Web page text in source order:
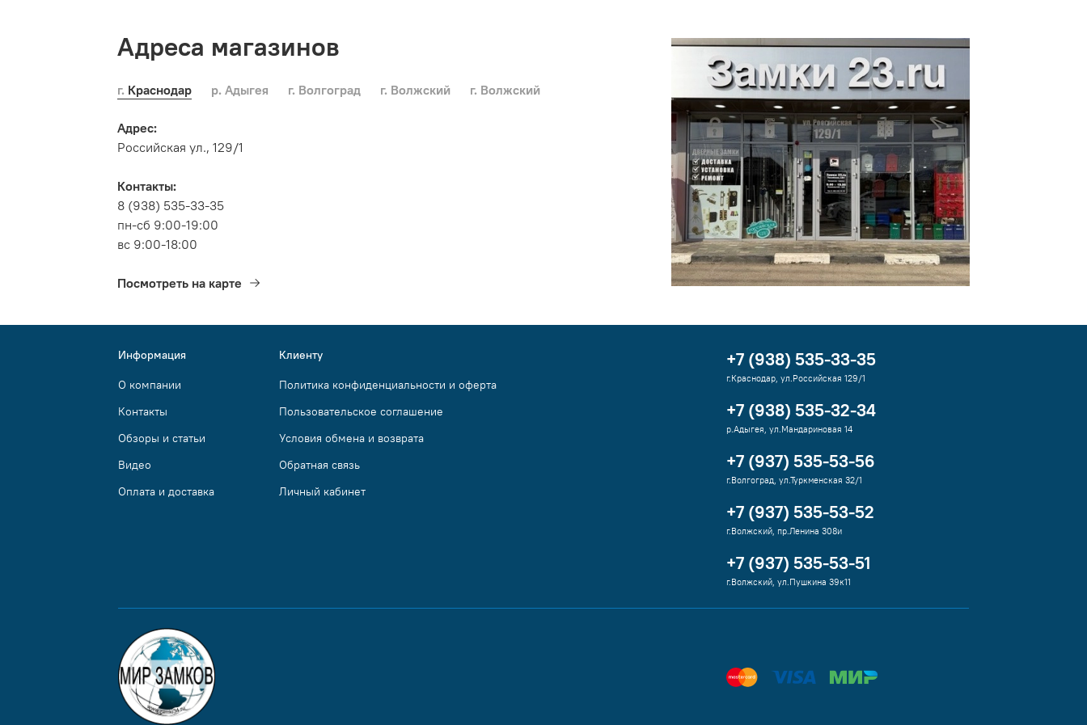
Адреса магазинов
г. Краснодар р. Адыгея г. Волгоград г. Волжский г. Волжский
Адрес:
Российская ул., 129/1
Контакты:
8 (938) 535-33-35
пн-сб 9:00-19:00
вс 9:00-18:00
Посмотреть на карте
Информация
О компании
Контакты
Обзоры и статьи
Видео
Оплата и доставка
Клиенту
Политика конфиденциальности и оферта
Пользовательское соглашение
Условия обмена и возврата
Обратная связь
Личный кабинет
+7 (938) 535-33-35
г.Краснодар, ул.Российская 129/1
+7 (938) 535-32-34
р.Адыгея, ул.Мандариновая 14
+7 (937) 535-53-56
г.Волгоград, ул.Туркменская 32/1
+7 (937) 535-53-52
г.Волжский, пр.Ленина 308и
+7 (937) 535-53-51
г.Волжский, ул.Пушкина 39к11